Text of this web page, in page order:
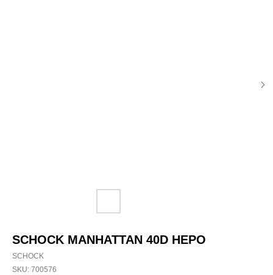
SCHOCK MANHATTAN 40D НЕРО
SCHOCK
SKU: 700576